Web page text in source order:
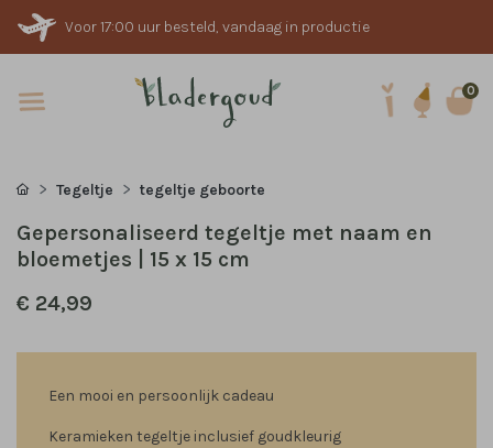
Voor 17:00 uur besteld, vandaag in productie
0
Tegeltje tegeltje geboorte
Gepersonaliseerd tegeltje met naam en
bloemetjes | 15 x 15 cm
€ 24,99
Een mooi en persoonlijk cadeau
Keramieken tegeltje inclusief goudkleurig